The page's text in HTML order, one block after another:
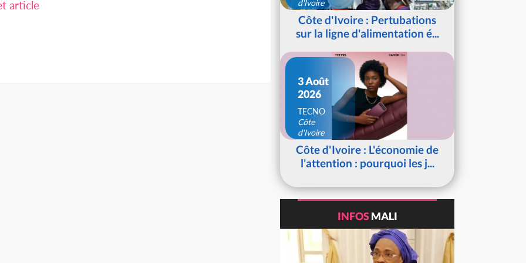
article
d'Ivoire
Côte d'Ivoire : Pertubations
sur la ligne d'alimentation é...
3 Août
2026
TECNO
Côte
d'Ivoire
Côte d'Ivoire : L'économie de
l'attention : pourquoi les j...
INFOSMALI